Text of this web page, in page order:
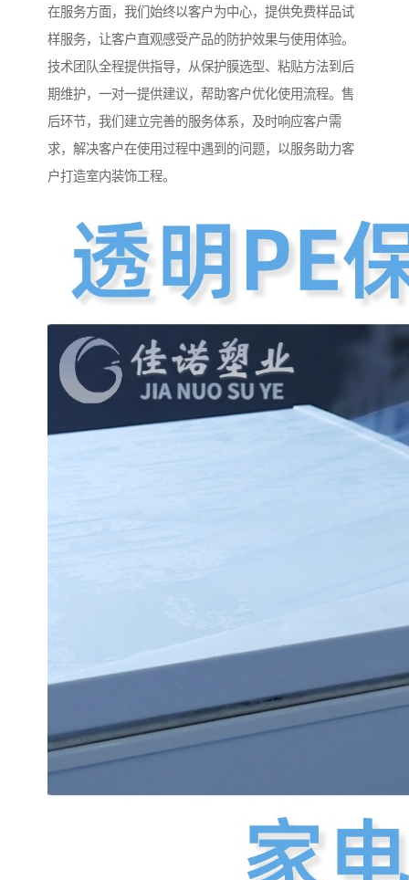
在服务方面，我们始终以客户为中心，提供免费样品试
样服务，让客户直观感受产品的防护效果与使用体验。
技术团队全程提供指导，从保护膜选型、粘贴方法到后
期维护，一对一提供建议，帮助客户优化使用流程。售
后环节，我们建立完善的服务体系，及时响应客户需
求，解决客户在使用过程中遇到的问题，以服务助力客
户打造室内装饰工程。